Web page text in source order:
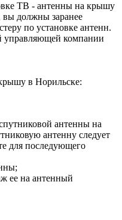
ТВ - антенны на крышу
вы должны заранее
по установке антенн.
управляющей компании
в Норильске:
антенны на
антенну следует
для последующего
ее на антенный